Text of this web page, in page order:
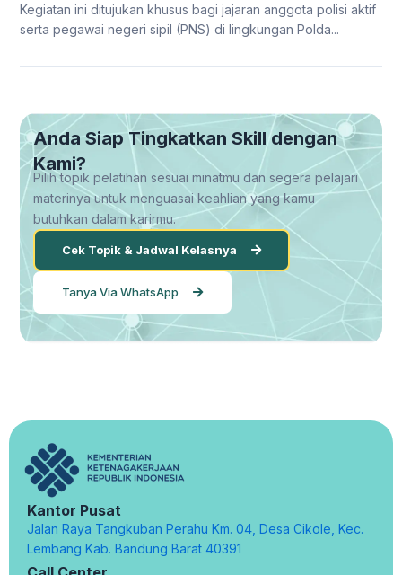
Kegiatan ini ditujukan khusus bagi jajaran anggota polisi aktif
serta pegawai negeri sipil (PNS) di lingkungan Polda...
Anda Siap Tingkatkan Skill dengan
Kami?
Pilih topik pelatihan sesuai minatmu dan segera pelajari
materinya untuk menguasai keahlian yang kamu
butuhkan dalam karirmu.
Cek Topik & Jadwal Kelasnya
Tanya Via WhatsApp
Kantor Pusat
Jalan Raya Tangkuban Perahu Km. 04, Desa Cikole, Kec.
Lembang Kab. Bandung Barat 40391